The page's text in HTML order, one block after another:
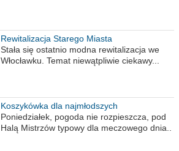
Rewitalizacja Starego Miasta
Stała się ostatnio modna rewitalizacja we
Włocławku. Temat niewątpliwie ciekawy...
Koszykówka dla najmłodszych
Poniedziałek, pogoda nie rozpieszcza, pod
Halą Mistrzów typowy dla meczowego dnia..